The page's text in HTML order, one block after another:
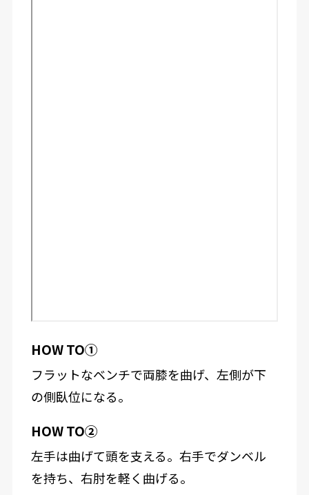
HOW TO①
フラットなベンチで両膝を曲げ、左側が下
の側臥位になる。
HOW TO②
左手は曲げて頭を支える。右手でダンベル
を持ち、右肘を軽く曲げる。